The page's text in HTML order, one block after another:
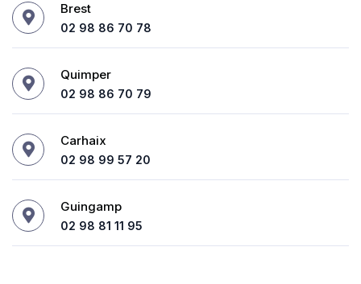
Brest
02 98 86 70 78
Quimper
02 98 86 70 79
Carhaix
02 98 99 57 20
Guingamp
02 98 81 11 95